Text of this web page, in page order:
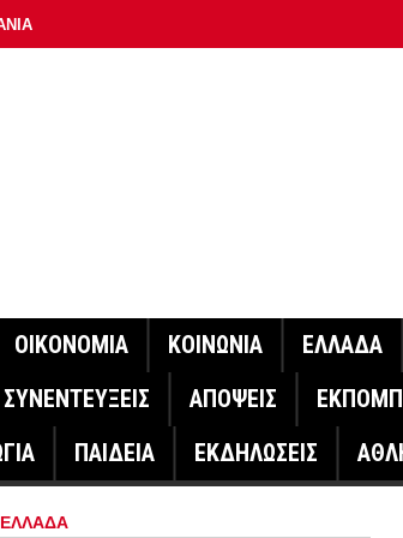
ΤΟΥΣ ΠΥΡΟΠΛΗΚΤΟΥΣ
DRONE ΓΙΑ ΤΗ
ΟΙΚΟΝΟΜΙΑ ΚΟΙΝΩΝΙΑ ΕΛΛΑΔΑ
ΣΥΝΕΝΤΕΥΞΕΙΣ ΑΠΟΨΕΙΣ
ΠΑΙΔΕΙΑ ΕΚΔΗΛΩΣΕΙΣ